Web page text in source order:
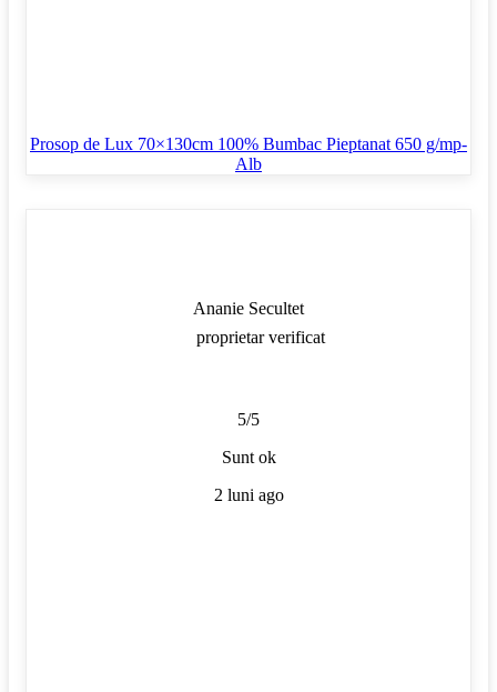
Prosop de Lux 70×130cm 100% Bumbac Pieptanat 650 g/mp-
Alb
Ananie Secultet
proprietar verificat
5/5
Sunt ok
2 luni ago